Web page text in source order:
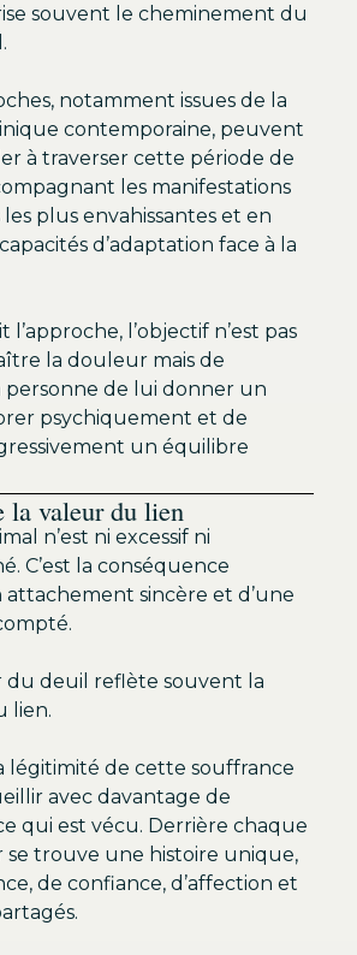
souvent le cheminement du
notamment issues de la
contemporaine, peuvent
à traverser cette période de
les manifestations
plus envahissantes et en
d’adaptation face à la
l’objectif n’est pas
la douleur mais de
de lui donner un
psychiquement et de
un équilibre
la valeur du lien
n’est ni excessif ni
C’est la conséquence
sincère et d’une
du deuil reflète souvent la
lien.
légitimité de cette souffrance
avec davantage de
qui est vécu. Derrière chaque
se trouve une histoire unique,
de confiance, d’affection et